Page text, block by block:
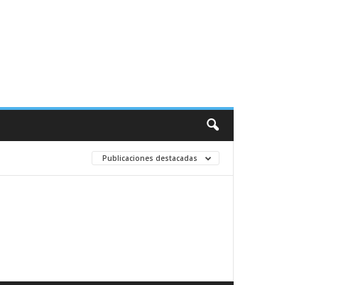
Publicaciones destacadas